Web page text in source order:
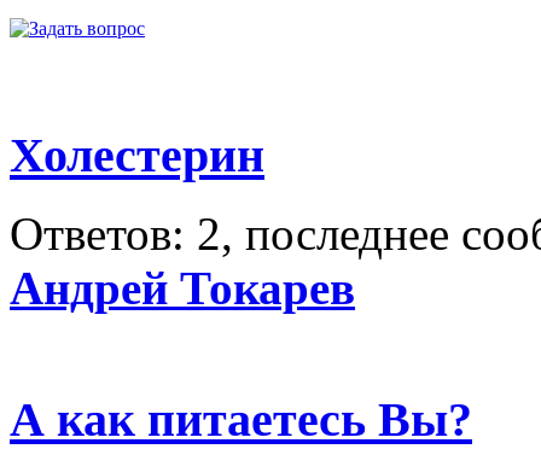
Холестерин
Ответов: 2, последнее
Андрей Токарев
А как питаетесь Вы?